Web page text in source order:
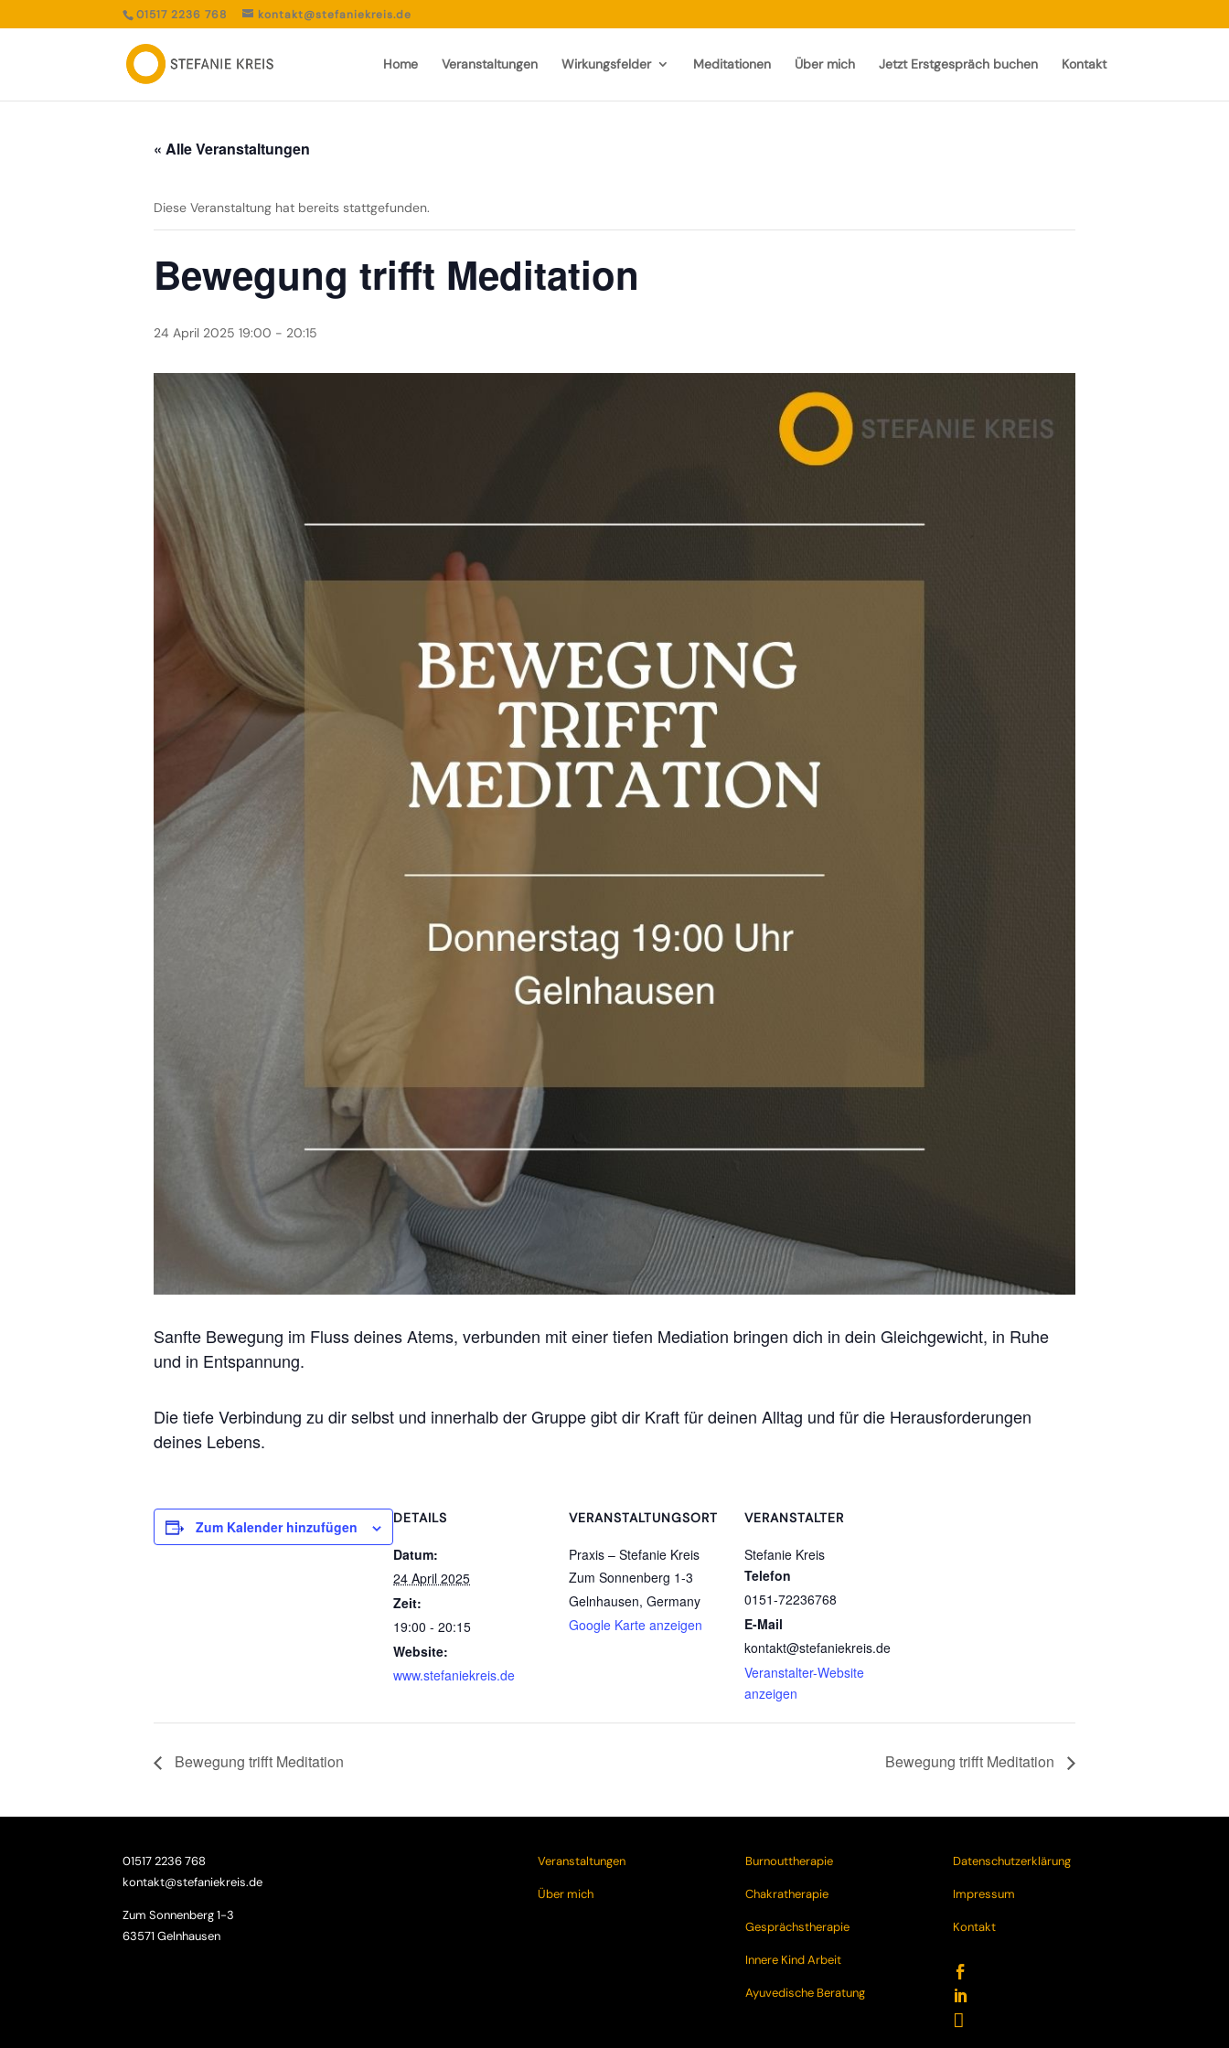
01517 2236 768 kontakt@stefaniekreis.de
Home Veranstaltungen Wirkungsfelder Meditationen Über mich Jetzt Erstgespräch buchen Kontakt
« Alle Veranstaltungen
Diese Veranstaltung hat bereits stattgefunden.
Bewegung trifft Meditation
24 April 2025 19:00 - 20:15
Sanfte Bewegung im Fluss deines Atems, verbunden mit einer tiefen Mediation bringen dich in dein Gleichgewicht, in Ruhe
und in Entspannung.
Die tiefe Verbindung zu dir selbst und innerhalb der Gruppe gibt dir Kraft für deinen Alltag und für die Herausforderungen
deines Lebens.
Zum Kalender hinzufügen DETAILS
Datum:
24 April 2025
Zeit:
19:00 - 20:15
Website:
www.stefaniekreis.de
VERANSTALTUNGSORT
Praxis – Stefanie Kreis
Zum Sonnenberg 1-3
Gelnhausen, Germany
Google Karte anzeigen
VERANSTALTER
Stefanie Kreis
Telefon
0151-72236768
E-Mail
kontakt@stefaniekreis.de
Veranstalter-Website
anzeigen
Bewegung trifft Meditation Bewegung trifft Meditation
01517 2236 768
kontakt@stefaniekreis.de
Zum Sonnenberg 1-3
63571 Gelnhausen
Veranstaltungen
Über mich
Burnouttherapie
Chakratherapie
Gesprächstherapie
Innere Kind Arbeit
Ayuvedische Beratung
Datenschutzerklärung
Impressum
Kontakt


